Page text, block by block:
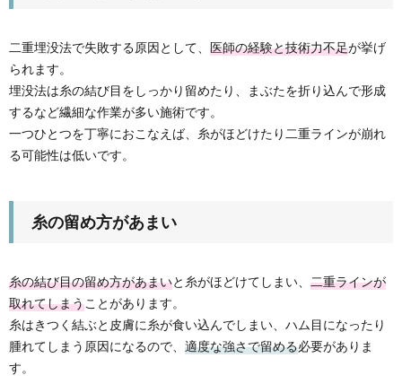
二重埋没法で失敗する原因として、 医師の経験と技術力不足が挙げ
られます。
埋没法は糸の結び目をしっかり留めたり、まぶたを折り込んで形成
するなど繊細な作業が多い施術です。
一つひとつを丁寧におこなえば、糸がほどけたり二重ラインが崩れ
る可能性は低いです。
糸の留め方があまい
糸の結び目の留め方があまいと糸がほどけてしまい、 二重ラインが
取れてしまうことがあります。
糸はきつく結ぶと皮膚に糸が食い込んでしまい、ハム目になったり
腫れてしまう原因になるので、 適度な強さで留める必要がありま
す。